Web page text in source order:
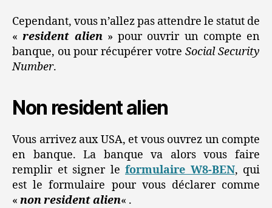
Cependant, vous n’allez pas attendre le statut de
«resident alien» pour ouvrir un compte en
banque, ou pour récupérer votre Social Security
Number.
Non resident alien
Vous arrivez aux USA, et vous ouvrez un compte
en banque. La banque va alors vous faire
remplir et signer le formulaire W8-BEN, qui
est le formulaire pour vous déclarer comme
« non resident alien« .